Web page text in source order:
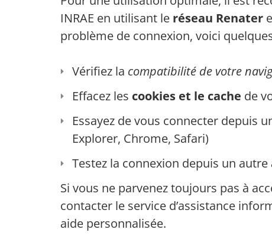
INRAE en utilisant le réseau Renater
problème de connexion, voici
Vérifiez la compatibilité de votre
Effacez les cookies et le cache de
Essayez de vous connecter depuis
Explorer, Chrome, Safari)
Testez la connexion depuis un autre
Si vous ne parvenez toujours pas à
contacter le service d’assistance
aide personnalisée.